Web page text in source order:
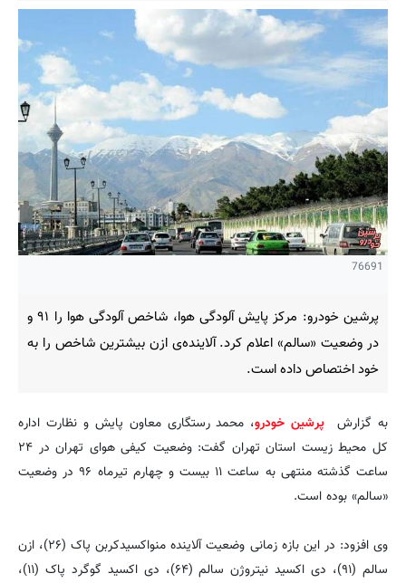
76691
پرشین خودرو: مرکز پایش آلودگی هوا، شاخص آلودگی هوا را ۹۱ و
در وضعیت «سالم» اعلام کرد. آلاینده‌ی ازن بیشترین شاخص را به
خود اختصاص داده است.
به گزارش پرشین خودرو، محمد رستگاری معاون پایش و نظارت اداره
کل محیط زیست استان تهران گفت: وضعیت کیفی هوای تهران در ۲۴
ساعت گذشته منتهی به ساعت ۱۱ بیست و چهارم تیرماه ۹۶ در وضعیت
«سالم» بوده است.
وی افزود: در این بازه زمانی وضعیت آلاینده منواکسیدکربن پاک (۲۶)، ازن
سالم (۹۱)، دی اکسید نیتروژن سالم (۶۴)، دی اکسید گوگرد پاک (۱۱)،